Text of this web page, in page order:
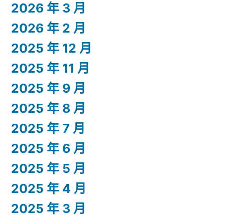
2026 年 3 月
2026 年 2 月
2025 年 12 月
2025 年 11 月
2025 年 9 月
2025 年 8 月
2025 年 7 月
2025 年 6 月
2025 年 5 月
2025 年 4 月
2025 年 3 月